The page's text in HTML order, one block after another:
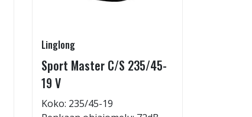
Linglong
Sport Master C/S 235/45-
19 V
Koko: 235/45-19